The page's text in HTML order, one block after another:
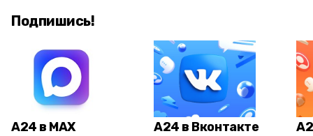
Подпишись!
А24 в MAX А24 в Вконтакте